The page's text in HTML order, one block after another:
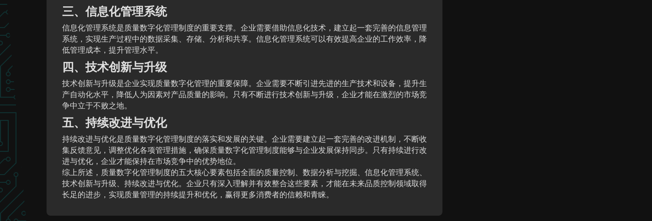
三、信息化管理系统
信息化管理系统是质量数字化管理制度的重要支撑。企业需要借助信息化技术，建立起一套完善的信息管理
系统，实现生产过程中的数据采集、存储、分析和共享。信息化管理系统可以有效提高企业的工作效率，降
低管理成本，提升管理水平。
四、技术创新与升级
技术创新与升级是企业实现质量数字化管理的重要保障。企业需要不断引进先进的生产技术和设备，提升生
产自动化水平，降低人为因素对产品质量的影响。只有不断进行技术创新与升级，企业才能在激烈的市场竞
争中立于不败之地。
五、持续改进与优化
持续改进与优化是质量数字化管理制度的落实和发展的关键。企业需要建立起一套完善的改进机制，不断收
集反馈意见，调整优化各项管理措施，确保质量数字化管理制度能够与企业发展保持同步。只有持续进行改
进与优化，企业才能保持在市场竞争中的优势地位。
综上所述，质量数字化管理制度的五大核心要素包括全面的质量控制、数据分析与挖掘、信息化管理系统、
技术创新与升级、持续改进与优化。企业只有深入理解并有效整合这些要素，才能在未来品质控制领域取得
长足的进步，实现质量管理的持续提升和优化，赢得更多消费者的信赖和青睐。